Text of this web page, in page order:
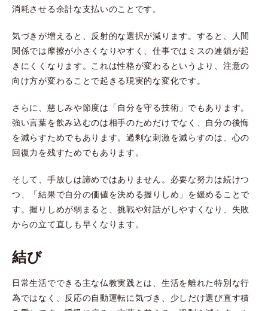
消耗させる余計な支払いのことです。
気づきが増えると、反射的な選択が減ります。すると、人間
関係では摩擦が小さくなりやすく、仕事ではミスの連鎖が起
きにくくなります。これは性格が変わるというより、注意の
向け方が変わることで起きる現実的な変化です。
さらに、慈しみや節度は「自分を守る技術」でもあります。
強い言葉を飲み込むのは相手のためだけでなく、自分の後悔
を減らすためでもあります。過剰な刺激を減らすのは、心の
回復力を残すためでもあります。
そして、手放しは諦めではありません。必要な努力は続けつ
つ、「結果で自分の価値を決める握りしめ」を緩めることで
す。握りしめが弱まると、挑戦や対話がしやすくなり、失敗
からの立て直しも早くなります。
結び
日常生活でできる主な仏教実践とは、生活を離れた特別な行
為ではなく、反応の自動運転に気づき、少しだけ選び直す積